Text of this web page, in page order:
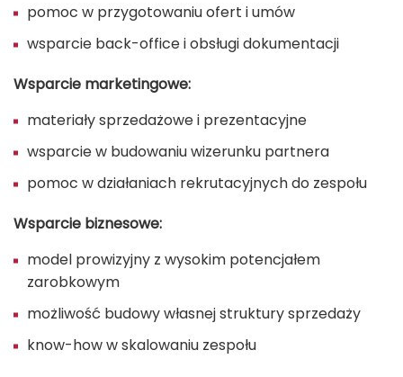
pomoc w przygotowaniu ofert i umów
wsparcie back-office i obsługi dokumentacji
Wsparcie marketingowe:
materiały sprzedażowe i prezentacyjne
wsparcie w budowaniu wizerunku partnera
pomoc w działaniach rekrutacyjnych do zespołu
Wsparcie biznesowe:
model prowizyjny z wysokim potencjałem
zarobkowym
możliwość budowy własnej struktury sprzedaży
know-how w skalowaniu zespołu